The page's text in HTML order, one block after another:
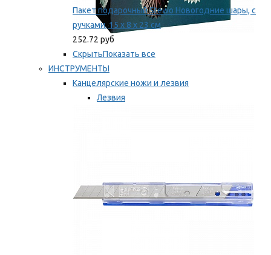
Пакет подарочный Stewo Новогодние шары, с
ручками, 15 х 8 х 23 см
252.72 руб
СкрытьПоказать все
ИНСТРУМЕНТЫ
Канцелярские ножи и лезвия
Лезвия